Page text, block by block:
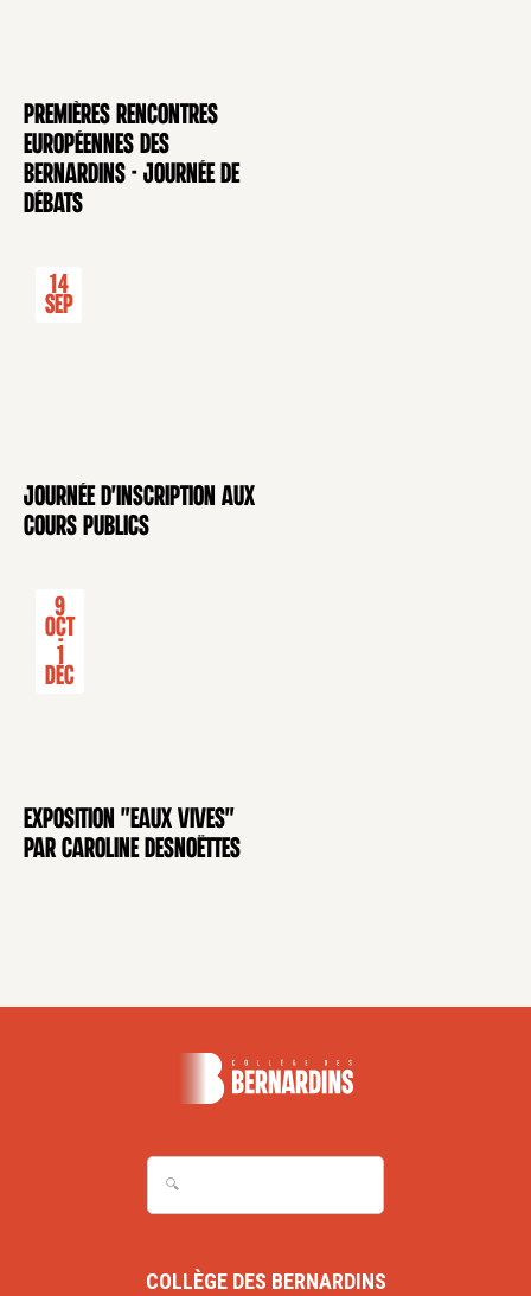
CONFÉRENCE
Premières rencontres
européennes des
Bernardins - Journée de
débats
CONFÉRENCE
14
Sep
Journée d'inscription aux
cours publics
EXPOSITION
9
Oct
-
1
Déc
Exposition "Eaux Vives"
par Caroline Desnoëttes
COLLÈGE DES BERNARDINS